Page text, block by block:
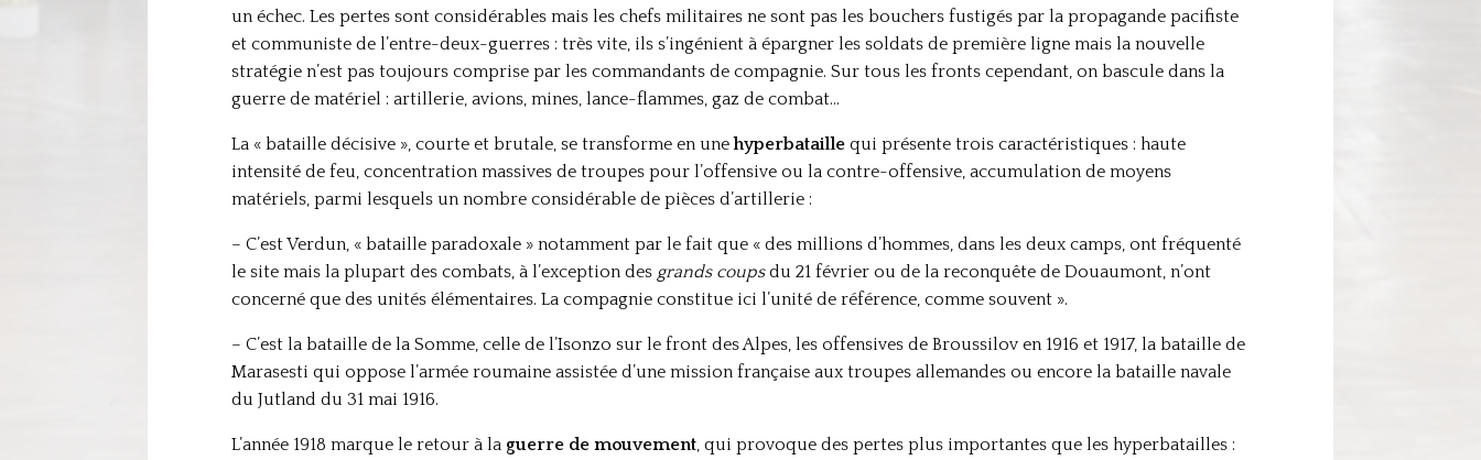
un échec. Les pertes sont considérables mais les chefs militaires ne sont pas les bouchers fustigés par la propagande pacifiste
et communiste de l’entre-deux-guerres : très vite, ils s’ingénient à épargner les soldats de première ligne mais la nouvelle
stratégie n’est pas toujours comprise par les commandants de compagnie. Sur tous les fronts cependant, on bascule dans la
guerre de matériel : artillerie, avions, mines, lance-flammes, gaz de combat…
La « bataille décisive », courte et brutale, se transforme en unehyperbataillequi présente trois caractéristiques : haute
intensité de feu, concentration massives de troupes pour l’offensive ou la contre-offensive, accumulation de moyens
matériels, parmi lesquels un nombre considérable de pièces d’artillerie :
– C’est Verdun, « bataille paradoxale » notamment par le fait que « des millions d’hommes, dans les deux camps, ont fréquenté
le site mais la plupart des combats, à l’exception des grands coupsdu 21 février ou de la reconquête de Douaumont, n’ont
concerné que des unités élémentaires. La compagnie constitue ici l’unité de référence, comme souvent ».
– C’est la bataille de la Somme, celle de l’Isonzo sur le front des Alpes, les offensives de Broussilov en 1916 et 1917, la bataille de
Marasesti qui oppose l’armée roumaine assistée d’une mission française aux troupes allemandes ou encore la bataille navale
du Jutland du 31 mai 1916.
L’année 1918 marque le retour à la guerre de mouvement, qui provoque des pertes plus importantes que les hyperbatailles :